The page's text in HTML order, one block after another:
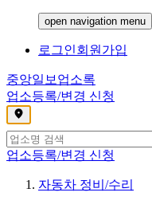
open navigation menu
로그인회원가입
중앙일보 업소록
업소등록/변경 신청
,
업소등록/변경 신청
자동차 정비/수리